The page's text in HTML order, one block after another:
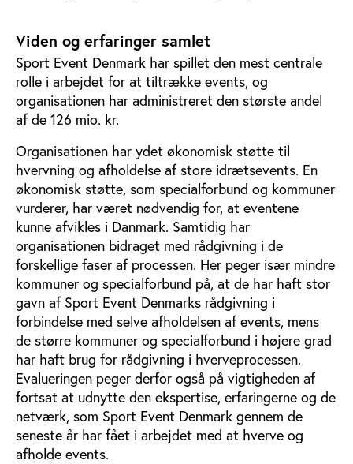
Viden og erfaringer samlet
Sport Event Denmark har spillet den mest centrale
rolle i arbejdet for at tiltrække events, og
organisationen har administreret den største andel
af de 126 mio. kr.
Organisationen har ydet økonomisk støtte til
hvervning og afholdelse af store idrætsevents. En
økonomisk støtte, som specialforbund og kommuner
vurderer, har været nødvendig for, at eventene
kunne afvikles i Danmark. Samtidig har
organisationen bidraget med rådgivning i de
forskellige faser af processen. Her peger især mindre
kommuner og specialforbund på, at de har haft stor
gavn af Sport Event Denmarks rådgivning i
forbindelse med selve afholdelsen af events, mens
de større kommuner og specialforbund i højere grad
har haft brug for rådgivning i hverveprocessen.
Evalueringen peger derfor også på vigtigheden af
fortsat at udnytte den ekspertise, erfaringerne og de
netværk, som Sport Event Denmark gennem de
seneste år har fået i arbejdet med at hverve og
afholde events.